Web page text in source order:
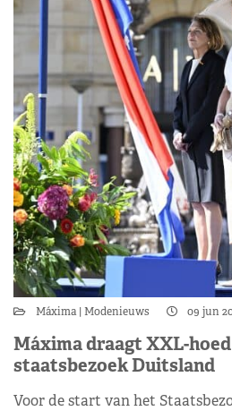
Máxima Modenieuws 09 jun
Máxima draagt XXL-
staatsbezoek Duitsland
Voor de start van het